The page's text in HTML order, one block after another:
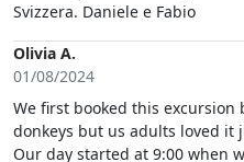
Svizzera. Daniele e Fabio
Olivia A.
01/08/2024
We first booked this excursion
donkeys but us adults loved it
Our day started at 9:00 when